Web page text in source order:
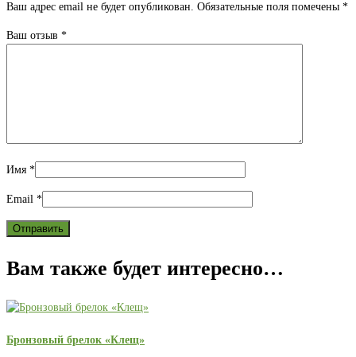
Ваш адрес email не будет опубликован. Обязательные поля помечены *
Ваш отзыв *
Имя *
Email *
Вам также будет интересно…
Бронзовый брелок «Клещ»